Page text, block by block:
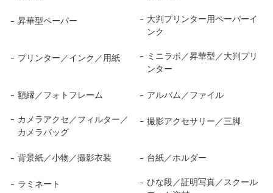
昇華型ペーパー
大判プリンター用ペーパーイ
ンク
プリンター／インク／用紙
ミニラボ／昇華型／大判プリ
ンター
額縁／フォトフレーム アルバム／ファイル
カメラアクセ／フィルター／
カメラバッグ
撮影アクセサリー／三脚
背景紙／小物／撮影衣装 台紙／ホルダー
ラミネート
ひな段／証明写真／スクール